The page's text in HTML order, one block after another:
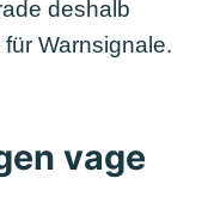
deshalb
Warnsignale.
vage